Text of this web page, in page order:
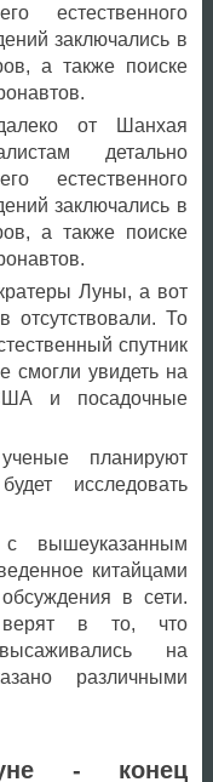
естественного
заключались в
а также поиске
от Шанхая
детально
естественного
заключались в
а также поиске
Луны, а вот
отсутствовали. То
спутник
смогли увидеть на
и посадочные
планируют
исследовать
вышеуказанным
китайцами
в сети.
верят в то, что
на
различными
- конец